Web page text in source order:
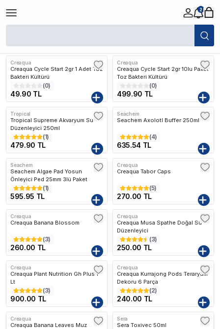
2
/
Creaqua
Creaqua Cycle Start 2gr 1 Adet Toz
Bakteri Kültürü
(0)
49.90 TL
Creaqua
Creaqua Cycle Start 2gr 10lu Paket
Toz Bakteri Kültürü
(0)
499.90 TL
Tropical
Tropical Supreme Akvaryum Su
Düzenleyici 250ml
(1)
479.90 TL
Seachem
Seachem Axolotl Buffer 250ml
(4)
635.54 TL
Seachem
Seachem Algae Pad Yosun
Önleyici Ped 25mm 3lü Paket
(1)
595.95 TL
Creaqua
Creaqua Tabor Caps
(5)
270.00 TL
Creaqua
Creaqua Banana Blossom
(3)
260.00 TL
Creaqua
Creaqua Musa Spathe Doğal Su
Düzenleyici
(3)
250.00 TL
Creaqua
Creaqua Plant Nutrition Gh Plus 1
Lt
(3)
900.00 TL
Creaqua
Creaqua Kurrajong Pods Teraryum
Dekoru 6 Parça
(2)
240.00 TL
Creaqua
Creaqua Banana Leaves Muz
Sera
Sera Toxivec 50ml